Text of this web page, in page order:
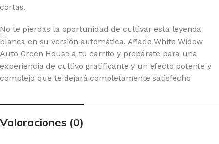
cortas.
No te pierdas la oportunidad de cultivar esta leyenda
blanca en su versión automática. Añade White Widow
Auto Green House a tu carrito y prepárate para una
experiencia de cultivo gratificante y un efecto potente y
complejo que te dejará completamente satisfecho
Valoraciones (0)